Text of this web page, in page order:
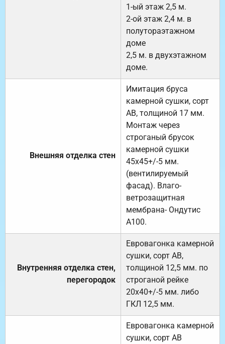
1-ый этаж 2,5 м.
2-ой этаж 2,4 м. в
полутораэтажном
доме
2,5 м. в двухэтажном
доме.
Внешняя отделка стен
Имитация бруса
камерной сушки, сорт
АВ, толщиной 17 мм.
Монтаж через
строганый брусок
камерной сушки
45х45+/-5 мм.
(вентилируемый
фасад). Влаго-
ветрозащитная
мембрана- Ондутис
А100.
Внутренняя отделка стен,
перегородок
Евровагонка камерной
сушки, сорт АВ,
толщиной 12,5 мм. по
строганой рейке
20х40+/-5 мм. либо
ГКЛ 12,5 мм.
Евровагонка камерной
сушки, сорт АВ